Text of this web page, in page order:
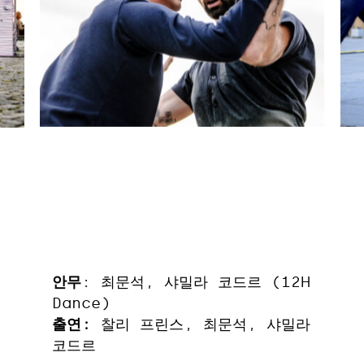
안무 : 최문석, 샤밀라 코드르 (12H
Dance)
출연:
찰리 프린스, 최문석, 샤밀라
코드르